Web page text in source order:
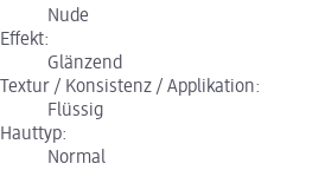
Nude
Effekt:
Glänzend
Textur / Konsistenz / Applikation:
Flüssig
Hauttyp:
Normal